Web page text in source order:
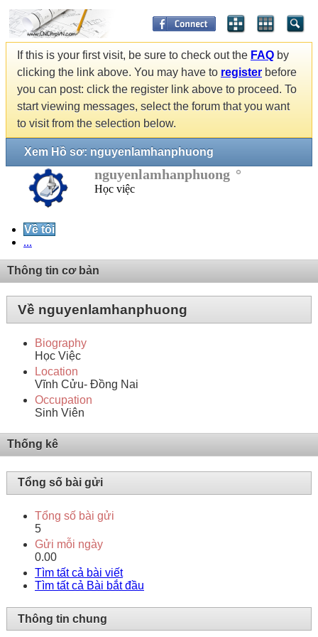
If this is your first visit, be sure to check out the FAQ by
clicking the link above. You may have to register before
you can post: click the register link above to proceed. To
start viewing messages, select the forum that you want
to visit from the selection below.
Xem Hồ sơ: nguyenlamhanphuong
nguyenlamhanphuong
Học việc
Về tôi
...
Thông tin cơ bản
Về nguyenlamhanphuong
Biography
Học Việc
Location
Vĩnh Cửu- Đồng Nai
Occupation
Sinh Viên
Thống kê
Tổng số bài gửi
Tổng số bài gửi
5
Gửi mỗi ngày
0.00
Tìm tất cả bài viết
Tìm tất cả Bài bắt đầu
Thông tin chung